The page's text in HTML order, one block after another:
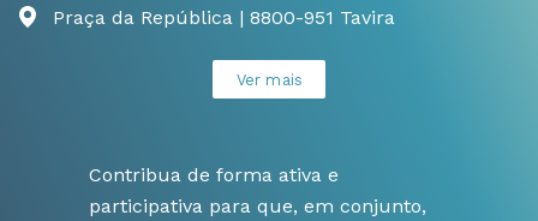
Praça da República | 8800-951 Tavira
Ver mais
Contribua de forma ativa e
participativa para que, em conjunto,